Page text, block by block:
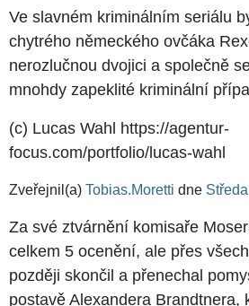
Ve slavném kriminálním seriálu
chytrého německého ovčáka
nerozlučnou dvojici a společně
mnohdy zapeklité kriminální
(c) Lucas Wahl https://agentur-
focus.com/portfolio/lucas-wahl
Zveřejnil(a) Tobias.Moretti dne
Za své ztvárnění komisaře
celkem 5 ocenění, ale přes
později skončil a přenechal
postavě Alexandera Brandtnera,